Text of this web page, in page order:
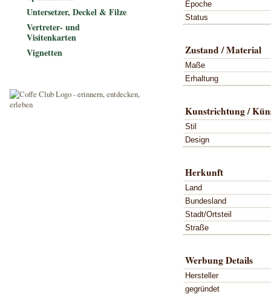
Epoche
Status
Zustand / Material
Maße
Erhaltung
Kunstrichtung /
Stil
Design
Herkunft
Land
Bundesland
Stadt/Ortsteil
Straße
Werbung Details
Hersteller
gegründet
Untersetzer, Deckel & Filze
Vertreter- und
Visitenkarten
Vignetten